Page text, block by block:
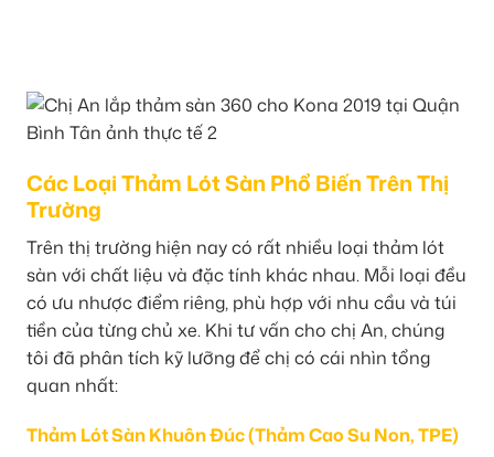
Các Loại Thảm Lót Sàn Phổ Biến Trên Thị
Trường
Trên thị trường hiện nay có rất nhiều loại thảm lót
sàn với chất liệu và đặc tính khác nhau. Mỗi loại đều
có ưu nhược điểm riêng, phù hợp với nhu cầu và túi
tiền của từng chủ xe. Khi tư vấn cho chị An, chúng
tôi đã phân tích kỹ lưỡng để chị có cái nhìn tổng
quan nhất:
Thảm Lót Sàn Khuôn Đúc (Thảm Cao Su Non, TPE)